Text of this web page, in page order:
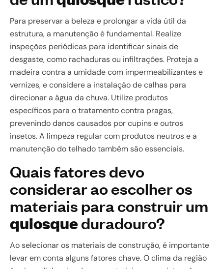
Para preservar a beleza e prolongar a vida útil da
estrutura, a manutenção é fundamental. Realize
inspeções periódicas para identificar sinais de
desgaste, como rachaduras ou infiltrações. Proteja a
madeira contra a umidade com impermeabilizantes e
vernizes, e considere a instalação de calhas para
direcionar a água da chuva. Utilize produtos
específicos para o tratamento contra pragas,
prevenindo danos causados por cupins e outros
insetos. A limpeza regular com produtos neutros e a
manutenção do telhado também são essenciais.
Quais fatores devo
considerar ao escolher os
materiais para construir um
quiosqueduradouro?
Ao selecionar os materiais de construção, é importante
levar em conta alguns fatores chave. O clima da região